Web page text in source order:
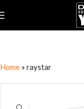
Home » raystar